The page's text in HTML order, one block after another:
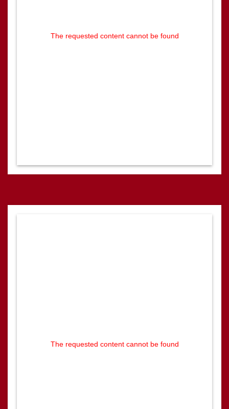
The requested content cannot be found
The requested content cannot be found